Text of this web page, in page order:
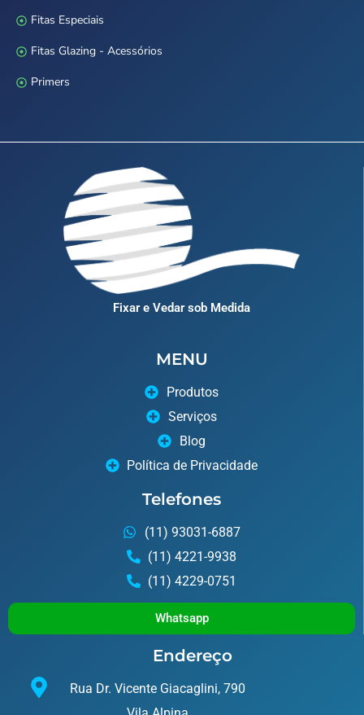
Fitas Especiais
Fitas Glazing - Acessórios
Primers
Fixar e Vedar sob Medida
MENU
Produtos
Serviços
Blog
Política de Privacidade
Telefones
(11) 93031-6887
(11) 4221-9938
(11) 4229-0751
Whatsapp
Endereço
Rua Dr. Vicente Giacaglini, 790